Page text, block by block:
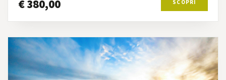
€ 380,00 SCOPRI